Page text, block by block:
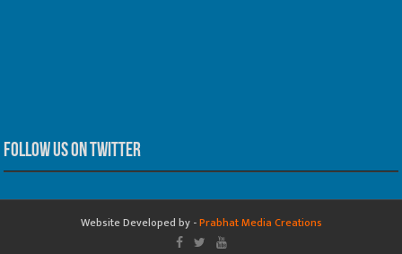
Follow us on Twitter
Website Developed by -Prabhat Media Creations